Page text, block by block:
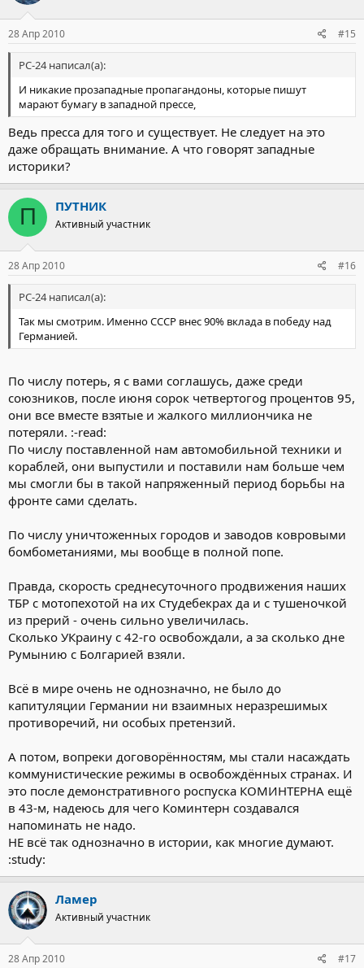
28 Апр 2010 #15
РС-24 написал(а):
И никакие прозападные пропагандоны, которые пишут
марают бумагу в западной прессе,
Ведь пресса для того и существует. Не следует на это
даже обращать внимание. А что говорят западные
историки?
П ПУТНИК
Активный участник
28 Апр 2010 #16
РС-24 написал(а):
Так мы смотрим. Именно СССР внес 90% вклада в победу над
Германией.
По числу потерь, я с вами соглашусь, даже среди
союзников, после июня сорок четвертогоg процентов 95,
они все вместе взятые и жалкого миллиончика не
потеряли. :-read:
По числу поставленной нам автомобильной техники и
кораблей, они выпустили и поставили нам больше чем
мы смогли бы в такой напряженный период борьбы на
фронте сами сделать.
По числу уничтоженных городов и заводов ковровыми
бомбометаниями, мы вообще в полной попе.
Правда, скорость среднесуточного продвижения наших
ТБР с мотопехотой на их Cтудебекрах да и с тушеночкой
из прерий - очень сильно увеличилась.
Сколько УКраину с 42-го освобождали, а за сколько дне
Румынию с Болгарией взяли.
Всё в мире очень не однозначно, не было до
капитуляции Германии ни взаимных неразрешимых
противоречий, ни особых претензий.
А потом, вопреки договорённостям, мы стали насаждать
коммунистические режимы в освобождённых странах. И
это после демонстративного роспуска КОМИНТЕРНА ещё
в 43-м, надеюсь для чего Коминтерн создавался
напоминать не надо.
НЕ всё так однозначно в истории, как многие думают.
:study:
Ламер
Активный участник
28 Апр 2010 #17